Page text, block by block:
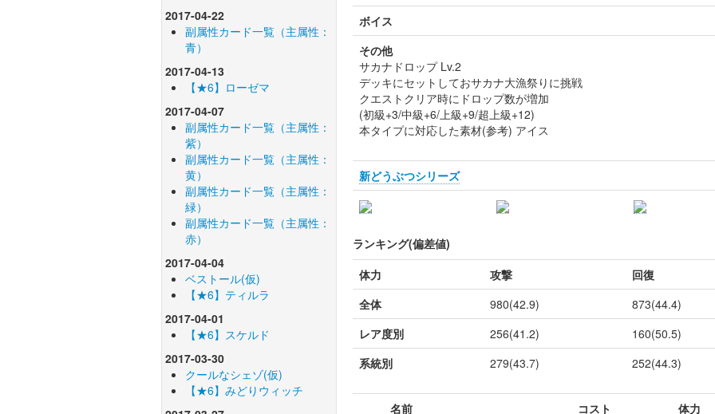
2017-04-22
副属性カード一覧（主属性：
青）
2017-04-13
【★6】ローゼマ
2017-04-07
副属性カード一覧（主属性：
紫）
副属性カード一覧（主属性：
黄）
副属性カード一覧（主属性：
緑）
副属性カード一覧（主属性：
赤）
2017-04-04
ベストール(仮)
【★6】ティルラ
2017-04-01
【★6】スケルド
2017-03-30
クールなシェゾ(仮)
【★6】みどりウィッチ
ボイス
その他
サカナドロップ Lv.2
デッキにセットしておサカナ大漁祭りに挑戦
クエストクリア時にドロップ数が増加
(初級+3/中級+6/上級+9/超上級+12)
本タイプに対応した素材(参考) アイス
新どうぶつシリーズ
ランキング(偏差値)
体力
攻撃
回復
全体
980(42.9) 873(44.4)
レア度別
256(41.2) 160(50.5)
系統別
279(43.7) 252(44.3)
名前 コスト 体力